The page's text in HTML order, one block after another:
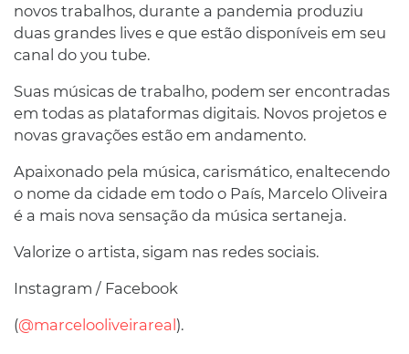
novos trabalhos, durante a pandemia produziu
duas grandes lives e que estão disponíveis em seu
canal do you tube.
Suas músicas de trabalho, podem ser encontradas
em todas as plataformas digitais. Novos projetos e
novas gravações estão em andamento.
Apaixonado pela música, carismático, enaltecendo
o nome da cidade em todo o País, Marcelo Oliveira
é a mais nova sensação da música sertaneja.
Valorize o artista, sigam nas redes sociais.
Instagram / Facebook
(@marcelooliveirareal ).